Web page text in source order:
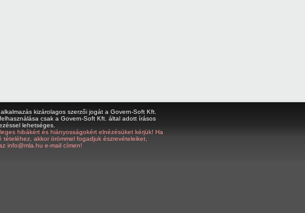
kizárolagos szerzői jogát a Govern-Soft Kft.
csak a Govern-Soft Kft. által adott írásos
lehetséges.
hibákért és hiányosságokért elnézésüket kérjük! Ha
akkor örömmel fogadjuk észrevételeiket,
info@mla.hu e-mail címen!